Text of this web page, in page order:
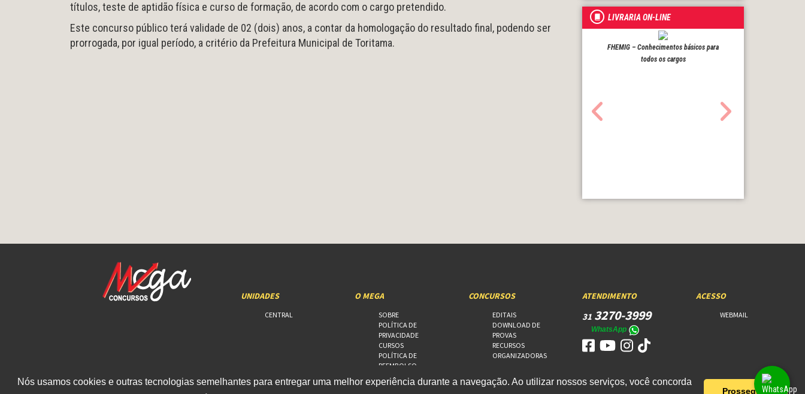
Nós usamos cookies e outras tecnologias semelhantes para entregar uma melhor experiência durante a navegação. Ao utilizar nossos serviços, você concorda
Prosseguir!
títulos, teste de aptidão física e curso de formação, de acordo com o cargo pretendido.
Este concurso público terá validade de 02 (dois) anos, a contar da homologação do resultado final, podendo ser
prorrogada, por igual período, a critério da Prefeitura Municipal de Toritama.
LIVRARIA ON-LINE
FHEMIG – Conhecimentos básicos para
todos os cargos
UNIDADES
CENTRAL
O MEGA
SOBRE
POLÍTICA DE
PRIVACIDADE
CURSOS
POLÍTICA DE
REEMBOLSO
FALE CONOSCO
CONCURSOS
EDITAIS
DOWNLOAD DE
PROVAS
RECURSOS
ORGANIZADORAS
ATENDIMENTO
31 3270-3999
WhatsApp
ACESSO
WEBMAIL